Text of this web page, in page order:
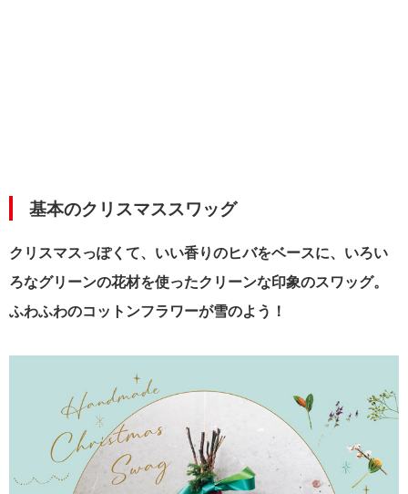
基本のクリスマススワッグ
クリスマスっぽくて、いい香りのヒバをベースに、いろい
ろなグリーンの花材を使ったクリーンな印象のスワッグ。
ふわふわのコットンフラワーが雪のよう！